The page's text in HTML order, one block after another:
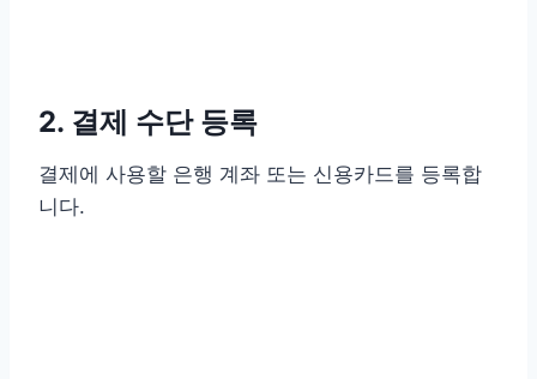
2. 결제 수단 등록
결제에 사용할 은행 계좌 또는 신용카드를 등록합
니다.